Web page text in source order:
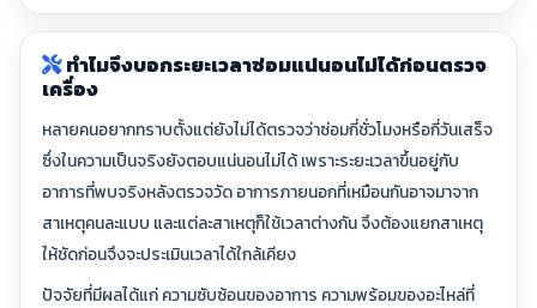
ทำไมจึงบอกระยะเวลาซ่อมแน่นอนไม่ได้ก่อนตรวจ
เครื่อง
หลายคนอยากทราบตั้งแต่ยังไม่ได้ตรวจว่าซ่อมกี่ชั่วโมงหรือกี่วันเสร็จ
ซึ่งในความเป็นจริงยังตอบแน่นอนไม่ได้ เพราะระยะเวลาขึ้นอยู่กับ
อาการที่พบจริงหลังตรวจวัด อาการภายนอกที่เหมือนกันอาจมาจาก
สาเหตุคนละแบบ และแต่ละสาเหตุก็ใช้เวลาต่างกัน จึงต้องแยกสาเหตุ
ให้ชัดก่อนจึงจะประเมินเวลาได้ใกล้เคียง
ปัจจัยที่มีผลได้แก่ ความซับซ้อนของอาการ ความพร้อมของอะไหล่ที่